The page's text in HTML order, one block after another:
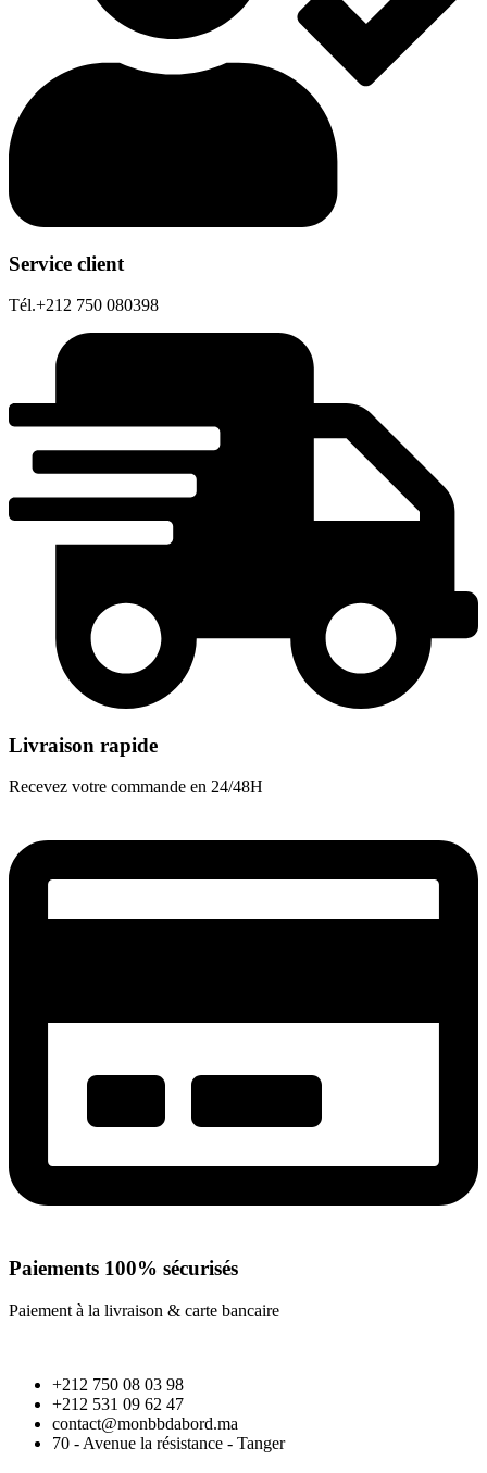
Service client
Tél.+212 750 080398
Livraison rapide
Recevez votre commande en 24/48H
Paiements 100% sécurisés
Paiement à la livraison & carte bancaire
+212 750 08 03 98
+212 531 09 62 47
contact@monbbdabord.ma
70 - Avenue la résistance - Tanger